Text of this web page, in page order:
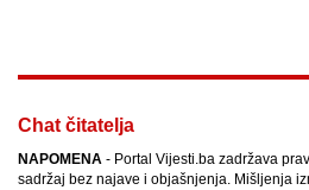
Chat čitatelja
NAPOMENA - Portal Vijesti.ba zadržava
sadržaj bez najave i objašnjenja. Mišljenja